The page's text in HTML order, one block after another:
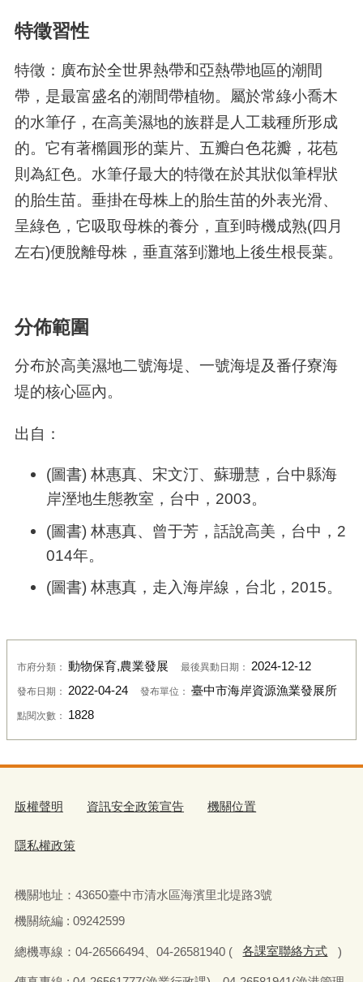
特徵習性
特徵：廣布於全世界熱帶和亞熱帶地區的潮間
帶，是最富盛名的潮間帶植物。屬於常綠小喬木
的水筆仔，在高美濕地的族群是人工栽種所形成
的。它有著橢圓形的葉片、五瓣白色花瓣，花苞
則為紅色。水筆仔最大的特徵在於其狀似筆桿狀
的胎生苗。垂掛在母株上的胎生苗的外表光滑、
呈綠色，它吸取母株的養分，直到時機成熟(四月
左右)便脫離母株，垂直落到灘地上後生根長葉。
分佈範圍
分布於高美濕地二號海堤、一號海堤及番仔寮海
堤的核心區內。
出自：
(圖書) 林惠真、宋文汀、蘇珊慧，台中縣海
岸溼地生態教室，台中，2003。
(圖書) 林惠真、曾于芳，話說高美，台中，2
014年。
(圖書) 林惠真，走入海岸線，台北，2015。
市府分類： 動物保育,農業發展 最後異動日期： 2024-12-12
發布日期： 2022-04-24 發布單位： 臺中市海岸資源漁業發展所
點閱次數： 1828
版權聲明 資訊安全政策宣告 機關位置
隱私權政策
機關地址： 43650臺中市清水區海濱里北堤路3號
機關統編 : 09242599
總機專線： 04-26566494、 04-26581940 ( 各課室聯絡方式 )